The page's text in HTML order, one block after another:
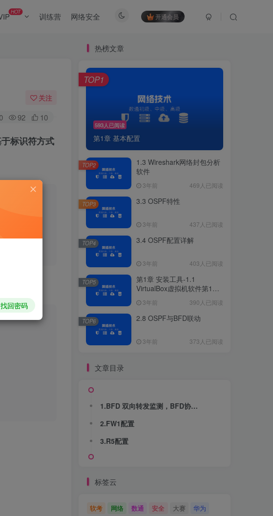
开通会员
HOT 训练营 网络安全
关注
0 92 10
标识符方式
热榜文章
593人已阅读
第1章 基本配置
TOP1
1.3 Wireshark网络封包分析
软件
3年前 469人已阅读
TOP2
3.3 OSPF特性
3年前 437人已阅读
TOP3
3.4 OSPF配置详解
3年前 403人已阅读
TOP4
第1章 安装工具-1.1
VirtualBox虚拟机软件第1章
3年前 390人已阅读
TOP5
2.8 OSPF与BFD联动
3年前 373人已阅读
TOP6
文章目录
1.BFD 双向转发监测，BFD协议使用消息，BFD消息，该消息通常不被拦截。两端基于标识符方式进行探测，本地标识符和远端标识符。
2.FW1配置
3.R5配置
标签云
软考 网络 数通 安全 大赛
华为
找回密码